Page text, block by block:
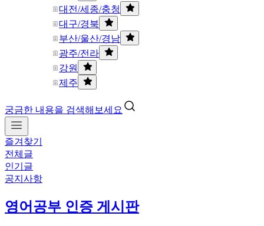
대전/세종/충청
대구/경북
부산/울산/경남
광주/전라
강원
제주
궁금한 내용을 검색해보세요
즐겨찾기
전체글
인기글
공지사항
영어공부 인증 게시판